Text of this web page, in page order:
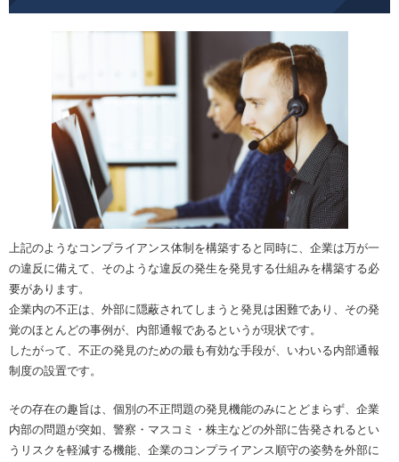
上記のようなコンプライアンス体制を構築すると同時に、企業は万が一
の違反に備えて、そのような違反の発生を発見する仕組みを構築する必
要があります。
企業内の不正は、外部に隠蔽されてしまうと発見は困難であり、その発
覚のほとんどの事例が、内部通報であるというが現状です。
したがって、不正の発見のための最も有効な手段が、いわいる内部通報
制度の設置です。
その存在の趣旨は、個別の不正問題の発見機能のみにとどまらず、企業
内部の問題が突如、警察・マスコミ・株主などの外部に告発されるとい
うリスクを軽減する機能、企業のコンプライアンス順守の姿勢を外部に